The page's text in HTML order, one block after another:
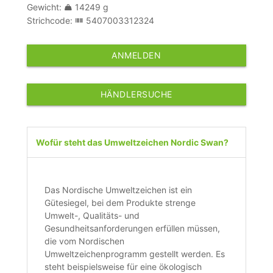
Gewicht:
14249 g
Strichcode:
5407003312324
ANMELDEN
HÄNDLERSUCHE
Wofür steht das Umweltzeichen Nordic Swan?
Das Nordische Umweltzeichen ist ein
Gütesiegel, bei dem Produkte strenge
Umwelt-, Qualitäts- und
Gesundheitsanforderungen erfüllen müssen,
die vom Nordischen
Umweltzeichenprogramm gestellt werden. Es
steht beispielsweise für eine ökologisch